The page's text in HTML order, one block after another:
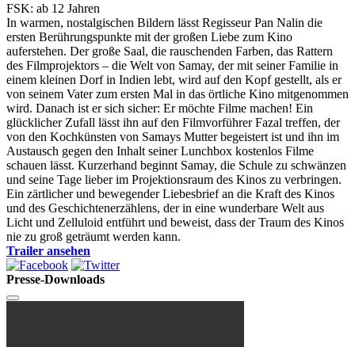
FSK: ab 12 Jahren
In warmen, nostalgischen Bildern lässt Regisseur Pan Nalin die
ersten Berührungspunkte mit der großen Liebe zum Kino
auferstehen. Der große Saal, die rauschenden Farben, das Rattern
des Filmprojektors – die Welt von Samay, der mit seiner Familie in
einem kleinen Dorf in Indien lebt, wird auf den Kopf gestellt, als er
von seinem Vater zum ersten Mal in das örtliche Kino mitgenommen
wird. Danach ist er sich sicher: Er möchte Filme machen! Ein
glücklicher Zufall lässt ihn auf den Filmvorführer Fazal treffen, der
von den Kochkünsten von Samays Mutter begeistert ist und ihn im
Austausch gegen den Inhalt seiner Lunchbox kostenlos Filme
schauen lässt. Kurzerhand beginnt Samay, die Schule zu schwänzen
und seine Tage lieber im Projektionsraum des Kinos zu verbringen.
Ein zärtlicher und bewegender Liebesbrief an die Kraft des Kinos
und des Geschichtenerzählens, der in eine wunderbare Welt aus
Licht und Zelluloid entführt und beweist, dass der Traum des Kinos
nie zu groß geträumt werden kann.
Trailer ansehen
Presse-Downloads